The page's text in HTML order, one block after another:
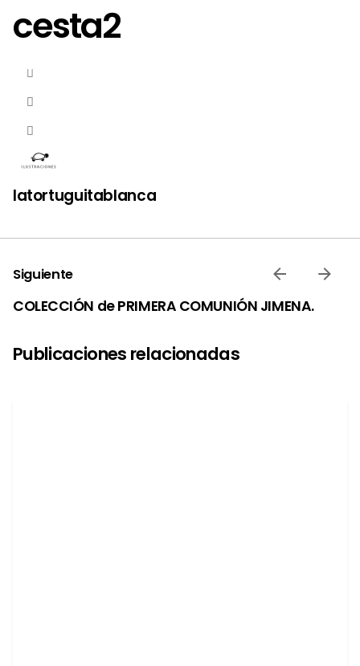
cesta2
latortuguitablanca
Siguiente
COLECCIÓN de PRIMERA COMUNIÓN JIMENA.
Publicaciones relacionadas